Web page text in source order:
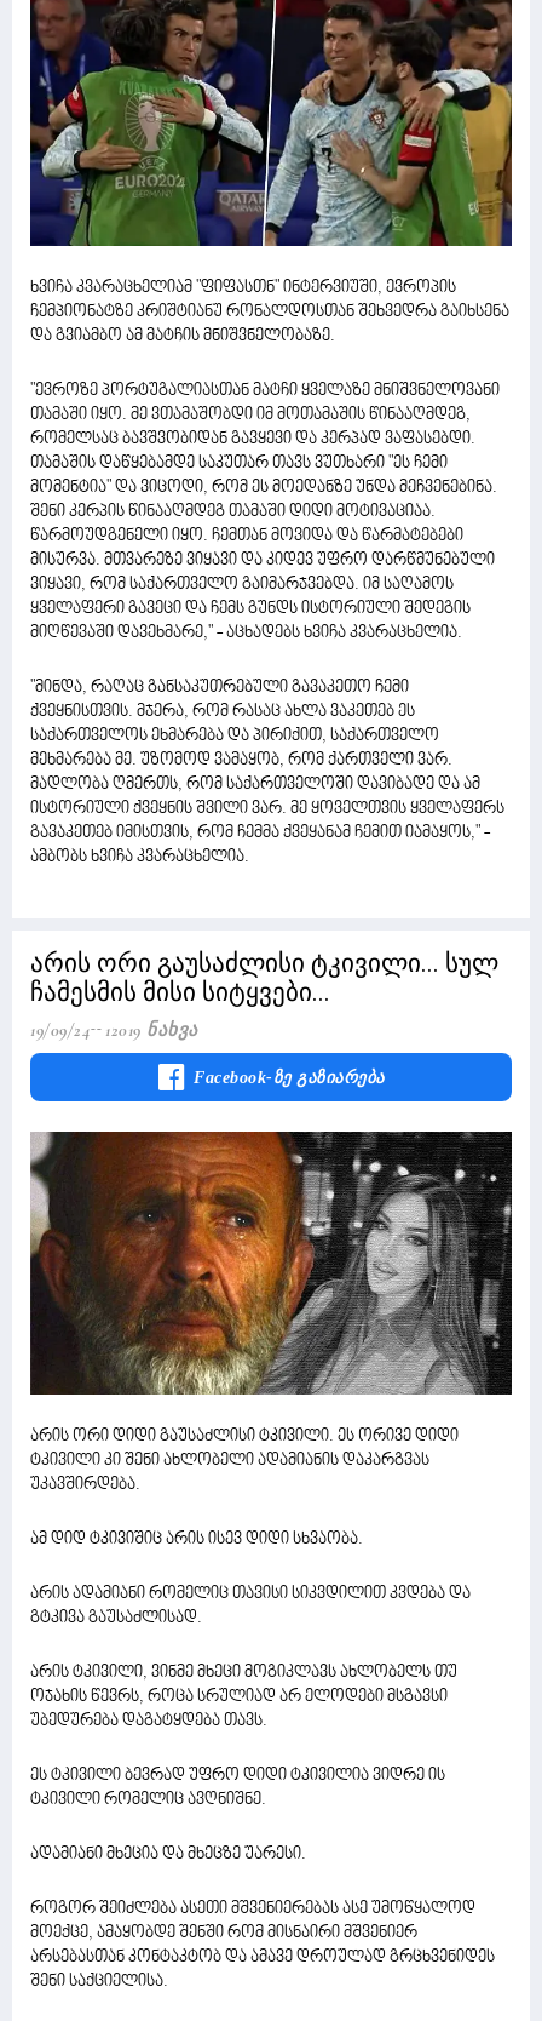
ხვიჩა კვარაცხელიამ "ფიფასთნ" ინტერვიუში, ევროპის
ჩემპიონატზე კრიშტიანუ რონალდოსთან შეხვედრა გაიხსენა
და გვიამბო ამ მატჩის მნიშვნელობაზე.
"ევროზე პორტუგალიასთან მატჩი ყველაზე მნიშვნელოვანი
თამაში იყო. მე ვთამაშობდი იმ მოთამაშის წინააღმდეგ,
რომელსაც ბავშვობიდან გავყევი და კერპად ვაფასებდი.
თამაშის დაწყებამდე საკუთარ თავს ვუთხარი "ეს ჩემი
მომენტია" და ვიცოდი, რომ ეს მოედანზე უნდა მეჩვენებინა.
შენი კერპის წინააღმდეგ თამაში დიდი მოტივაციაა.
წარმოუდგენელი იყო. ჩემთან მოვიდა და წარმატებები
მისურვა. მთვარეზე ვიყავი და კიდევ უფრო დარწმუნებული
ვიყავი, რომ საქართველო გაიმარჯვებდა. იმ საღამოს
ყველაფერი გავეცი და ჩემს გუნდს ისტორიული შედეგის
მიღწევაში დავეხმარე," - აცხადებს ხვიჩა კვარაცხელია.
"მინდა, რაღაც განსაკუთრებული გავაკეთო ჩემი
ქვეყნისთვის. მჯერა, რომ რასაც ახლა ვაკეთებ ეს
საქართველოს ეხმარება და პირიქით, საქართველო
მეხმარება მე. უზომოდ ვამაყობ, რომ ქართველი ვარ.
მადლობა ღმერთს, რომ საქართველოში დავიბადე და ამ
ისტორიული ქვეყნის შვილი ვარ. მე ყოველთვის ყველაფერს
გავაკეთებ იმისთვის, რომ ჩემმა ქვეყანამ ჩემით იამაყოს," -
ამბობს ხვიჩა კვარაცხელია.
არის ორი გაუსაძლისი ტკივილი... სულ
ჩამესმის მისი სიტყვები...
19/09/24 12019 Ნახვა
Facebook-Ზე Გაზიარება
არის ორი დიდი გაუსაძლისი ტკივილი. ეს ორივე დიდი
ტკივილი კი შენი ახლობელი ადამიანის დაკარგვას
უკავშირდება.
ამ დიდ ტკივიშიც არის ისევ დიდი სხვაობა.
არის ადამიანი რომელიც თავისი სიკვდილით კვდება და
გტკივა გაუსაძლისად.
არის ტკივილი, ვინმე მხეცი მოგიკლავს ახლობელს თუ
ოჯახის წევრს, როცა სრულიად არ ელოდები მსგავსი
უბედურება დაგატყდება თავს.
ეს ტკივილი ბევრად უფრო დიდი ტკივილია ვიდრე ის
ტკივილი რომელიც ავღნიშნე.
ადამიანი მხეცია და მხეცზე უარესი.
როგორ შეიძლება ასეთი მშვენიერებას ასე უმოწყალოდ
მოექცე, ამაყობდე შენში რომ მისნაირი მშვენიერ
არსებასთან კონტაკტობ და ამავე დროულად გრცხვენიდეს
შენი საქციელისა.